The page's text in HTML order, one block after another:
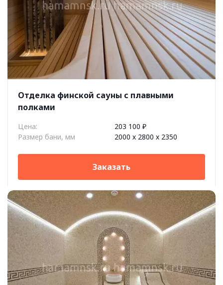
Отделка финской сауны c плавными
полками
Цена:
203 100 ₽
Размер бани, мм
2000 х 2800 х 2350
Заказать